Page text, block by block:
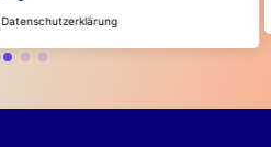
Datenschutzerklärung